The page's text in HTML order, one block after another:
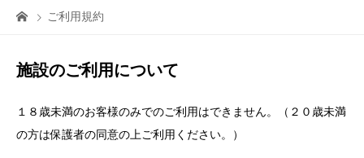
ご利用規約
施設のご利用について
１８歳未満のお客様のみでのご利用はできません。（２０歳未満
の方は保護者の同意の上ご利用ください。）